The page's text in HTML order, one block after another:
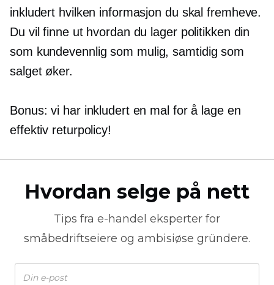
inkludert hvilken informasjon du skal fremheve.
Du vil finne ut hvordan du lager politikken din
som kundevennlig som mulig, samtidig som
salget øker.
Bonus: vi har inkludert en mal for å lage en
effektiv returpolicy!
Hvordan selge på nett
Tips fra e-handel eksperter for
småbedriftseiere og ambisiøse gründere.